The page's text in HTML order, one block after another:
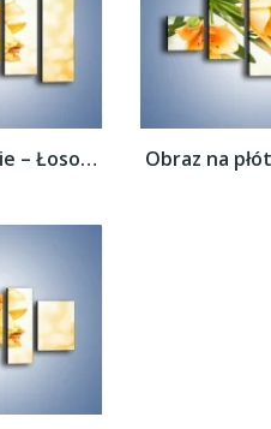
Obraz na płótnie – Łososiowe pachnące...